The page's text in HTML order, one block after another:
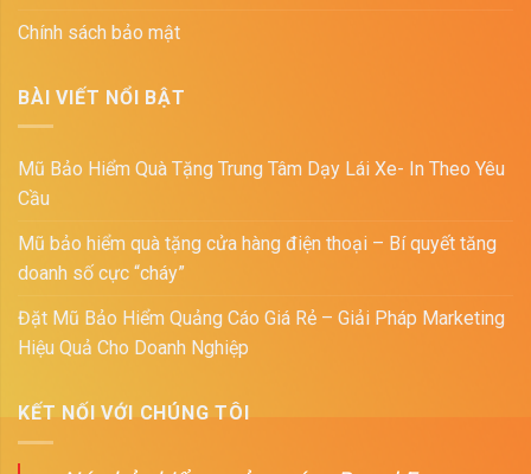
Chính sách bảo mật
BÀI VIẾT NỔI BẬT
Mũ Bảo Hiểm Quà Tặng Trung Tâm Dạy Lái Xe- In Theo Yêu
Cầu
Mũ bảo hiểm quà tặng cửa hàng điện thoại – Bí quyết tăng
doanh số cực “cháy”
Đặt Mũ Bảo Hiểm Quảng Cáo Giá Rẻ – Giải Pháp Marketing
Hiệu Quả Cho Doanh Nghiệp
KẾT NỐI VỚI CHÚNG TÔI